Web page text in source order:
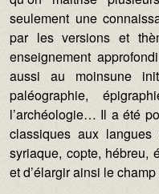
seulement une
par les versions et
enseignement
aussi au moinsune
paléographie,
l’archéologie… Il a été
classiques aux
syriaque, copte, hébreu,
et d’élargir ainsi le